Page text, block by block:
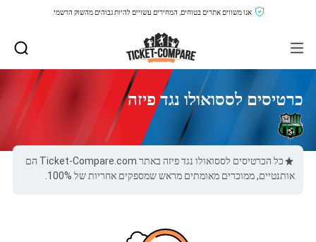
אנו משווים אתרים בטוחים, המחירים עשויים להיות גבוהים מהשוק הרשמי.
כרטיסים לססואולו נגד פיזה
כל הכרטיסים לססואולו נגד פיזה באתר Ticket-Compare.com הם
אותנטיים, ממוכרים מאומתים מראש שמספקים אחריות של 100%.